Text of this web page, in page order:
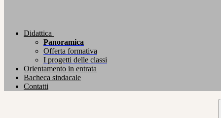
Didattica
Panoramica
Offerta formativa
I progetti delle classi
Orientamento in entrata
Bacheca sindacale
Contatti